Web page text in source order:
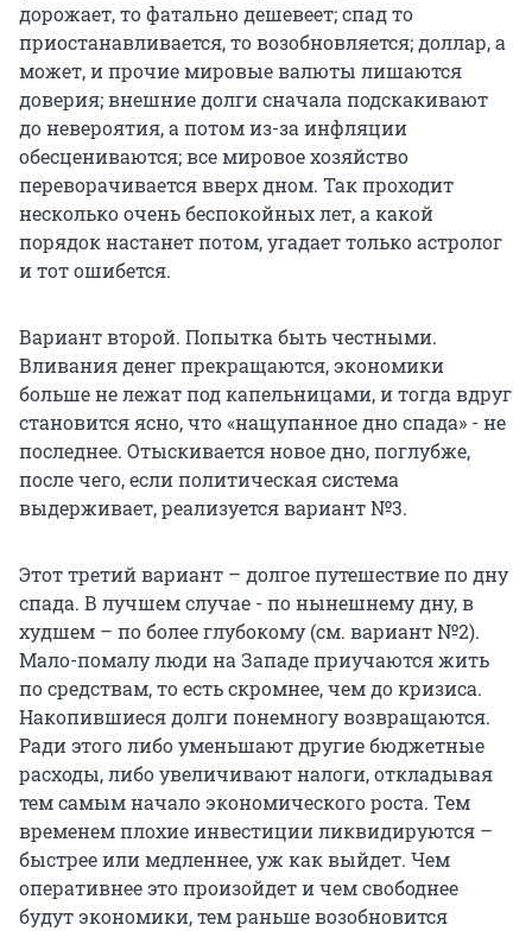
дорожает, то фатально дешевеет; спад то
приостанавливается, то возобновляется; доллар, а
может, и прочие мировые валюты лишаются
доверия; внешние долги сначала подскакивают
до невероятия, а потом из-за инфляции
обесцениваются; все мировое хозяйство
переворачивается вверх дном. Так проходит
несколько очень беспокойных лет, а какой
порядок настанет потом, угадает только астролог
и тот ошибется.
Вариант второй. Попытка быть честными.
Вливания денег прекращаются, экономики
больше не лежат под капельницами, и тогда вдруг
становится ясно, что «нащупанное дно спада» - не
последнее. Отыскивается новое дно, поглубже,
после чего, если политическая система
выдерживает, реализуется вариант №3.
Этот третий вариант – долгое путешествие по дну
спада. В лучшем случае - по нынешнему дну, в
худшем – по более глубокому (см. вариант №2).
Мало-помалу люди на Западе приучаются жить
по средствам, то есть скромнее, чем до кризиса.
Накопившиеся долги понемногу возвращаются.
Ради этого либо уменьшают другие бюджетные
расходы, либо увеличивают налоги, откладывая
тем самым начало экономического роста. Тем
временем плохие инвестиции ликвидируются –
быстрее или медленнее, уж как выйдет. Чем
оперативнее это произойдет и чем свободнее
будут экономики, тем раньше возобновится